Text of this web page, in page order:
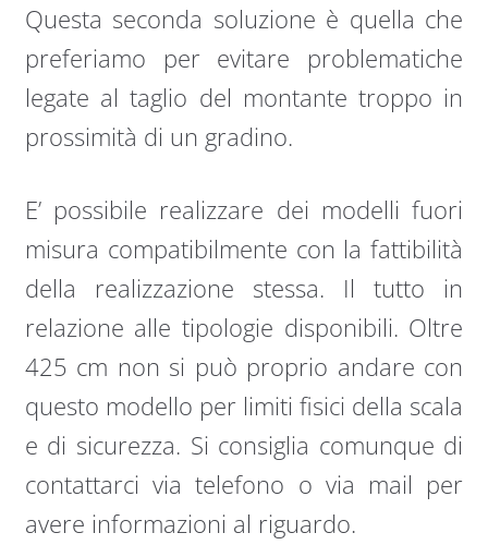
Questa seconda soluzione è quella che
preferiamo per evitare problematiche
legate al taglio del montante troppo in
prossimità di un gradino.
E’ possibile realizzare dei modelli fuori
misura compatibilmente con la fattibilità
della realizzazione stessa. Il tutto in
relazione alle tipologie disponibili. Oltre
425 cm non si può proprio andare con
questo modello per limiti fisici della scala
e di sicurezza. Si consiglia comunque di
contattarci via telefono o via mail per
avere informazioni al riguardo.